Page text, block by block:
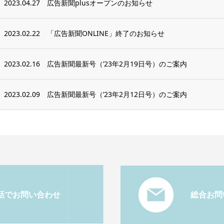
2023.04.27 広告新聞plusオープンのお知らせ
2023.02.22 「広告新聞ONLINE」終了のお知らせ
2023.02.16 広告新聞最新号（’23年2月19日号）のご案内
2023.02.09 広告新聞最新号（’23年2月12日号）のご案内
でお問い合わせ 総合お